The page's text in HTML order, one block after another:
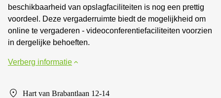
beschikbaarheid van opslagfaciliteiten is nog een prettig
voordeel. Deze vergaderruimte biedt de mogelijkheid om
online te vergaderen - videoconferentiefaciliteiten voorzien
in dergelijke behoeften.
Verberg informatie
Hart van Brabantlaan 12-14